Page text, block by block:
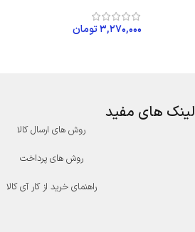
۳,۲۷۰,۰۰۰تومان
لینک های مفید
روش های ارسال کالا
روش های پرداخت
راهنمای خرید از کار آی کالا